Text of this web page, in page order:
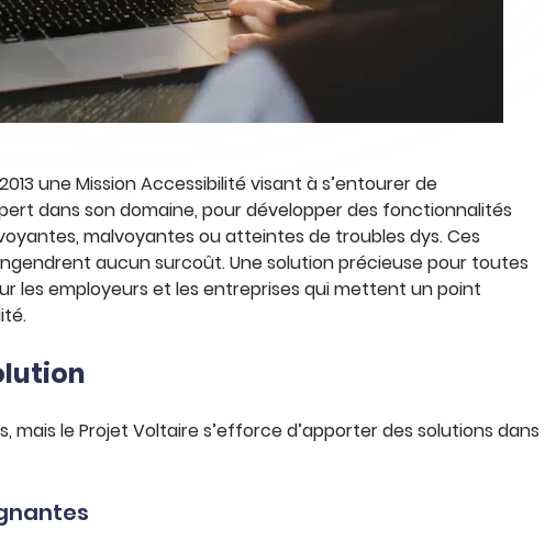
une Mission Accessibilité visant à s’entourer de
dans son domaine, pour développer des fonctionnalités
malvoyantes ou atteintes de troubles dys. Ces
aucun surcoût. Une solution précieuse pour toutes
les employeurs et les entreprises qui mettent un point
mais le Projet Voltaire s’efforce d’apporter des solutions dans